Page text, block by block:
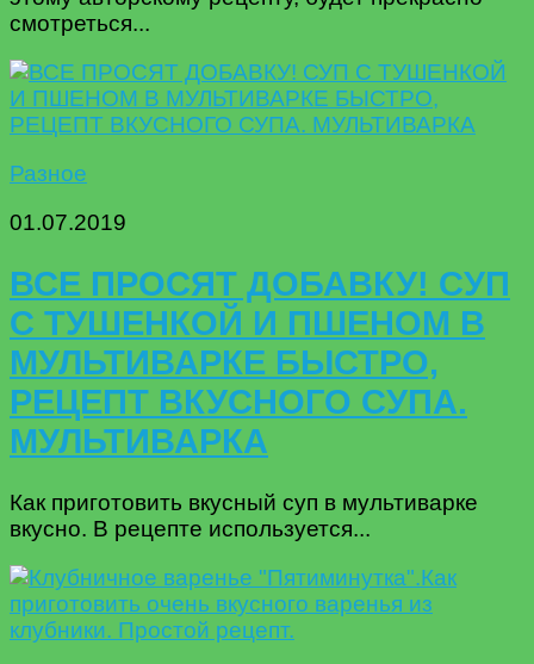
смотреться...
Разное
01.07.2019
ВСЕ ПРОСЯТ ДОБАВКУ! СУП
С ТУШЕНКОЙ И ПШЕНОМ В
МУЛЬТИВАРКЕ БЫСТРО,
РЕЦЕПТ ВКУСНОГО СУПА.
МУЛЬТИВАРКА
Как приготовить вкусный суп в мультиварке
вкусно. В рецепте используется...